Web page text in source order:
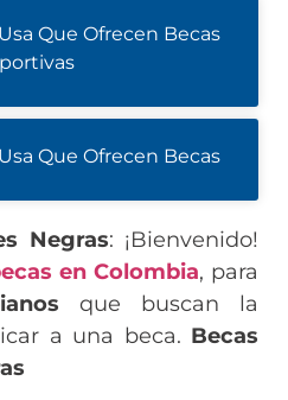
Que Ofrecen Becas
Que Ofrecen Becas
Negras: ¡Bienvenido!
en Colombia, para
que buscan la
a una beca. Becas